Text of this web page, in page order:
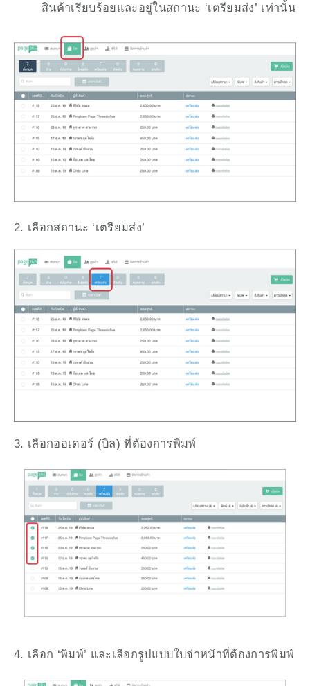
สินค้าเรียบร้อยและอยู่ในสถานะ ‘เตรียมส่ง’ เท่านั้น
2. เลือกสถานะ ‘เตรียมส่ง’
3. เลือกออเดอร์ (บิล) ที่ต้องการพิมพ์
4. เลือก ‘พิมพ์’ และเลือกรูปแบบใบจ่าหน้าที่ต้องการพิมพ์